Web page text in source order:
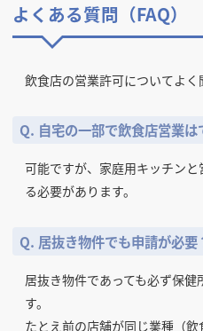
よくある質問（FAQ）
飲食店の営業許可についてよく
Q. 自宅の一部で飲食店営業は
可能ですが、家庭用キッチン
る必要があります。
Q. 居抜き物件でも申請が必要
居抜き物件であっても必ず保
す。
たとえ前の店舗が同じ業種（